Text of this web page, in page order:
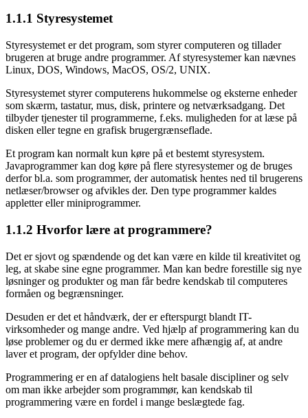
1.1.1 Styresystemet
Styresystemet er det program, som styrer computeren og tillader
brugeren at bruge andre programmer. Af styresystemer kan nævnes
Linux, DOS, Windows, MacOS, OS/2, UNIX.
Styresystemet styrer computerens hukommelse og eksterne enheder
som skærm, tastatur, mus, disk, printere og netværksadgang. Det
tilbyder tjenester til programmerne, f.eks. muligheden for at læse på
disken eller tegne en grafisk brugergrænseflade.
Et program kan normalt kun køre på et bestemt styresystem.
Javaprogrammer kan dog køre på flere styresystemer og de bruges
derfor bl.a. som programmer, der automatisk hentes ned til brugerens
netlæser/browser og afvikles der. Den type programmer kaldes
appletter eller miniprogrammer.
1.1.2 Hvorfor lære at programmere?
Det er sjovt og spændende og det kan være en kilde til kreativitet og
leg, at skabe sine egne programmer. Man kan bedre forestille sig nye
løsninger og produkter og man får bedre kendskab til computeres
formåen og begrænsninger.
Desuden er det et håndværk, der er efterspurgt blandt IT-
virksomheder og mange andre. Ved hjælp af programmering kan du
løse problemer og du er dermed ikke mere afhængig af, at andre
laver et program, der opfylder dine behov.
Programmering er en af datalogiens helt basale discipliner og selv
om man ikke arbejder som programmør, kan kendskab til
programmering være en fordel i mange beslægtede fag.